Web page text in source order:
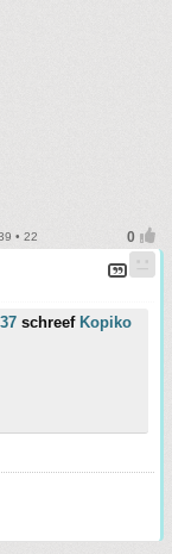
• 22
schreef Kopiko